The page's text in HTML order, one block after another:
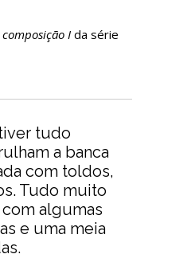
composição I da série
tudo
a banca
com toldos,
Tudo muito
algumas
e uma meia